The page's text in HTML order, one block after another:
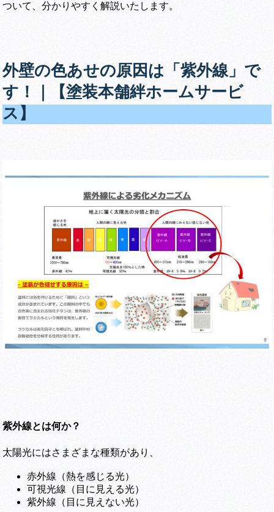
ついて、分かりやすく解説いたします。
外壁の色あせの原因は「紫外線」で
す！｜【塗装本舗絆ホームサービ
ス】
紫外線とは何か？
太陽光にはさまざまな種類があり、
赤外線（熱を感じる光）
可視光線（目に見える光）
紫外線（目に見えない光）